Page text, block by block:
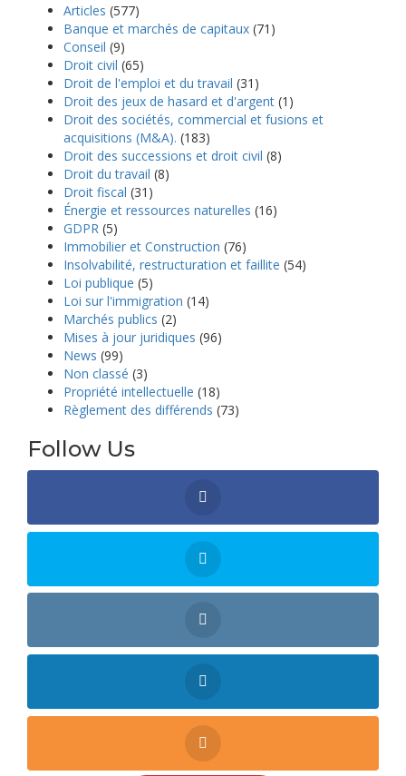
Articles (577)
Banque et marchés de capitaux (71)
Conseil (9)
Droit civil (65)
Droit de l'emploi et du travail (31)
Droit des jeux de hasard et d'argent (1)
Droit des sociétés, commercial et fusions et
acquisitions (M&A). (183)
Droit des successions et droit civil (8)
Droit du travail (8)
Droit fiscal (31)
Énergie et ressources naturelles (16)
GDPR (5)
Immobilier et Construction (76)
Insolvabilité, restructuration et faillite (54)
Loi publique (5)
Loi sur l'immigration (14)
Marchés publics (2)
Mises à jour juridiques (96)
News (99)
Non classé (3)
Propriété intellectuelle (18)
Règlement des différends (73)
Follow Us